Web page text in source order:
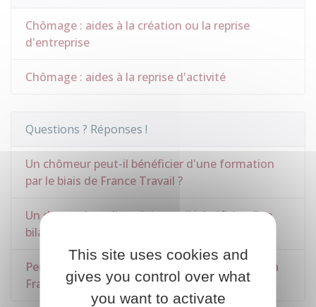
Chômage : aides à la création ou la reprise
d'entreprise
Chômage : aides à la reprise d'activité
Questions ? Réponses !
Un chômeur peut-il bénéficier d'une formation
par le biais de France Travail ?
Un demandeur d'emploi peut-il bénéficier d'un
bilan de compétences ?
Peut-on être rémunéré pendant sa formation à
France Travail (anciennement Pôle emploi) ?
This site uses cookies and
gives you control over what
you want to activate